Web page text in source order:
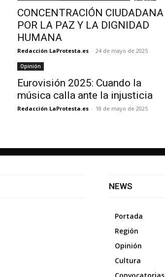
CONCENTRACIÓN CIUDADANA
POR LA PAZ Y LA DIGNIDAD
HUMANA
Redacción LaProtesta.es - 24 de mayo de 2025
Opinión
Eurovisión 2025: Cuando la
música calla ante la injusticia
Redacción LaProtesta.es - 18 de mayo de 2025
NEWS
Portada
Región
Opinión
Cultura